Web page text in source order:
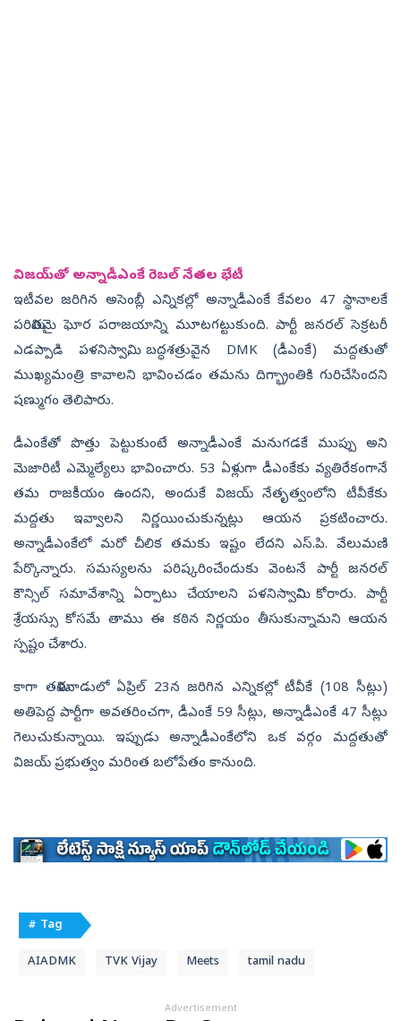
విజయ్‌తో అన్నాడీఎంకే రెబల్ నేతల భేటీ
ఇటీవల జరిగిన అసెంబ్లీ ఎన్నికల్లో అన్నాడీఎంకే కేవలం 47 స్థానాలకే
పరిమితమై ఘోర పరాజయాన్ని మూటగట్టుకుంది. పార్టీ జనరల్ సెక్రటరీ
ఎడప్పాడి పళనిస్వామి, బద్ధశత్రువైన DMK (డీఎంకే) మద్దతుతో
ముఖ్యమంత్రి కావాలని భావించడం తమను దిగ్భ్రాంతికి గురిచేసిందని
షణ్ముగం తెలిపారు.
డీఎంకేతో పొత్తు పెట్టుకుంటే అన్నాడీఎంకే మనుగడకే ముప్పు అని
మెజారిటీ ఎమ్మెల్యేలు భావించారు. 53 ఏళ్లుగా డీఎంకేకు వ్యతిరేకంగానే
తమ రాజకీయం ఉందని, అందుకే విజయ్ నేతృత్వంలోని టీవీకేకు
మద్దతు ఇవ్వాలని నిర్ణయించుకున్నట్లు ఆయన ప్రకటించారు.
అన్నాడీఎంకేలో మరో చీలిక తమకు ఇష్టం లేదని ఎస్.పి. వేలుమణి
పేర్కొన్నారు. సమస్యలను పరిష్కరించేందుకు వెంటనే పార్టీ జనరల్
కౌన్సిల్ సమావేశాన్ని ఏర్పాటు చేయాలని పళనిస్వామిని కోరారు. పార్టీ
శ్రేయస్సు కోసమే తాము ఈ కఠిన నిర్ణయం తీసుకున్నామని ఆయన
స్పష్టం చేశారు.
కాగా తమిళనాడులో ఏప్రిల్ 23న జరిగిన ఎన్నికల్లో టీవీకే (108 సీట్లు)
అతిపెద్ద పార్టీగా అవతరించగా, డీఎంకే 59 సీట్లు, అన్నాడీఎంకే 47 సీట్లు
గెలుచుకున్నాయి. ఇప్పుడు అన్నాడీఎంకేలోని ఒక వర్గం మద్దతుతో
విజయ్ ప్రభుత్వం మరింత బలోపేతం కానుంది.
# Tag
AIADMK TVK Vijay Meets tamil nadu
Advertisement